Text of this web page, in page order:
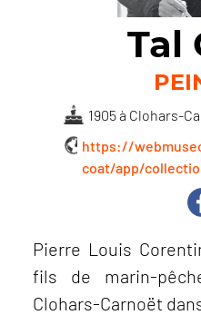
Tal
1905 à Clohars-
https://
coat/app/
Pierre Louis
fils de marin-
Clohars-Carnoët